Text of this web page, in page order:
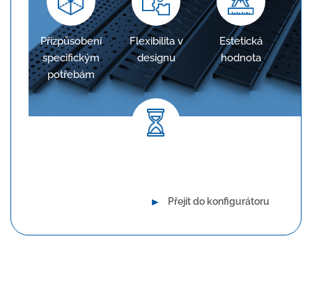
Přizpůsobení
specifickým
potřebám
Flexibilita v
designu
Estetická
hodnota
► Přejít do konfigurátoru